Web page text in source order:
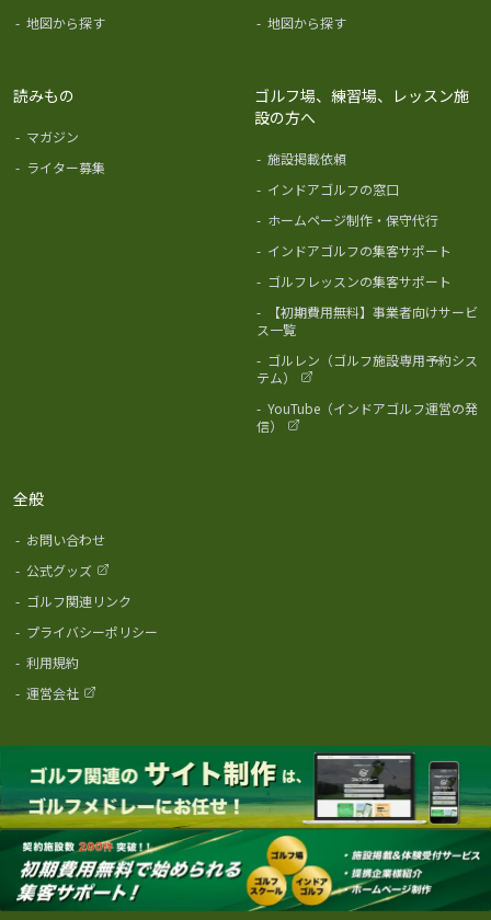
- 地図から探す
- 地図から探す
読みもの
- マガジン
- ライター募集
ゴルフ場、練習場、レッスン施
設の方へ
- 施設掲載依頼
- インドアゴルフの窓口
- ホームページ制作・保守代行
- インドアゴルフの集客サポート
- ゴルフレッスンの集客サポート
-
【初期費用無料】事業者向けサービ
ス一覧
- ゴルレン（ゴルフ施設専用予約シス
テム）
- YouTube（インドアゴルフ運営の発
信）
全般
- お問い合わせ
- 公式グッズ
- ゴルフ関連リンク
- プライバシーポリシー
- 利用規約
- 運営会社